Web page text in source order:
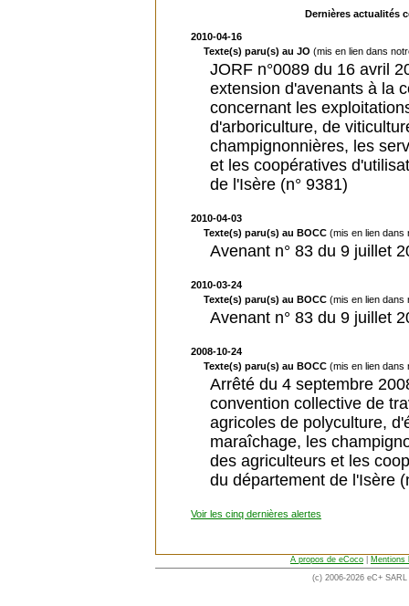
Dernières actualités
2010-04-16
Texte(s) paru(s) au JO (mis en lien dans
JORF n°0089 du 16 avril
extension d'avenants à la
concernant les
d'arboriculture, de
champignonnières, les
et les coopératives
de l'Isère (n° 9381)
2010-04-03
Texte(s) paru(s) au BOCC (mis en lien dans
Avenant n° 83 du 9 juillet
2010-03-24
Texte(s) paru(s) au BOCC (mis en lien dans
Avenant n° 83 du 9 juillet
2008-10-24
Texte(s) paru(s) au BOCC (mis en lien dans
Arrêté du 4 septembre
convention collective de
agricoles de polyculture,
maraîchage, les
des agriculteurs et les
du département de l'Isère
Voir les cinq dernières alertes
A propos de eCoco
Mentions
(c) 2006-2026 eC+